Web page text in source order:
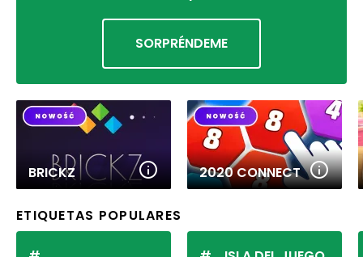
SORPRÉNDEME
BRICKZ 2020 CONNECT
ETIQUETAS POPULARES